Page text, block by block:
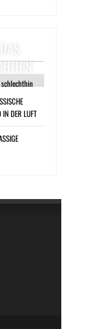
DER LUFT